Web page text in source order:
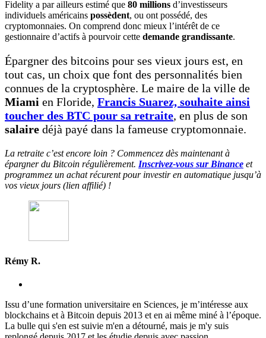
Fidelity a par ailleurs estimé que 80 millions d’investisseurs
individuels américains possèdent, ou ont possédé, des
cryptomonnaies. On comprend donc mieux l’intérêt de ce
gestionnaire d’actifs à pourvoir cette demande grandissante.
Épargner des bitcoins pour ses vieux jours est, en
tout cas, un choix que font des personnalités bien
connues de la cryptosphère. Le maire de la ville de
Miami en Floride, Francis Suarez, souhaite ainsi
toucher des BTC pour sa retraite, en plus de son
salaire déjà payé dans la fameuse cryptomonnaie.
La retraite c’est encore loin ? Commencez dès maintenant à
épargner du Bitcoin régulièrement. Inscrivez-vous sur Binance et
programmez un achat récurent pour investir en automatique jusqu’à
vos vieux jours (lien affilié) !
Rémy R.
Issu d’une formation universitaire en Sciences, je m’intéresse aux
blockchains et à Bitcoin depuis 2013 et en ai même miné à l’époque.
La bulle qui s'en est suivie m'en a détourné, mais je m'y suis